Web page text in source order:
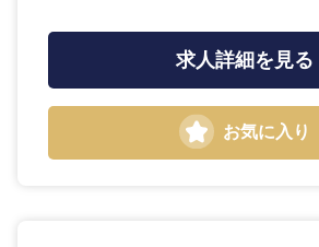
求人詳細を見る
お気に入り